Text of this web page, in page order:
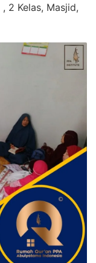
2 Kelas, Masjid,